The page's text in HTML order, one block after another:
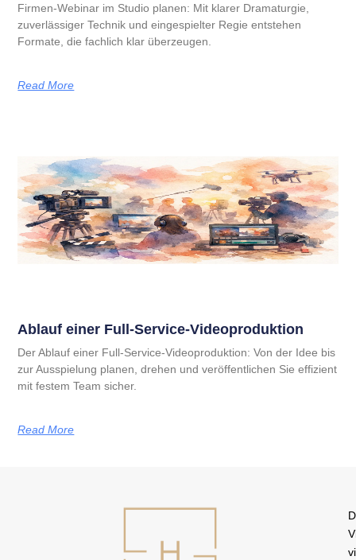
Firmen-Webinar im Studio planen: Mit klarer Dramaturgie,
zuverlässiger Technik und eingespielter Regie entstehen
Formate, die fachlich klar überzeugen.
Read More
Ablauf einer Full-Service-Videoproduktion
Der Ablauf einer Full-Service-Videoproduktion: Von der Idee bis
zur Ausspielung planen, drehen und veröffentlichen Sie effizient
mit festem Team sicher.
Read More